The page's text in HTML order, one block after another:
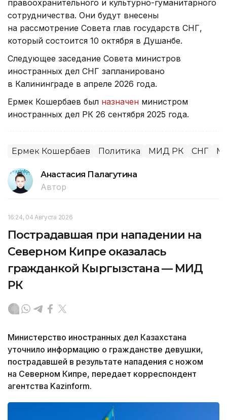
правоохранительного и культурно-гуманитарного
сотрудничества. Они будут внесены
на рассмотрение Совета глав государств СНГ,
который состоится 10 октября в Душанбе.
Следующее заседание Совета министров
иностранных дел СНГ запланировано
в Калининграде в апреле 2026 года.
Ермек Кошербаев был назначен министром
иностранных дел РК 26 сентября 2025 года.
Ермек Кошербаев Политика МИД РК СНГ
Анастасия Палагутина
Автор
16:24, 04 Августа 2026
Пострадавшая при нападении на
Северном Кипре оказалась
гражданкой Кыргызстана — МИД
РК
Министерство иностранных дел Казахстана
уточнило информацию о гражданстве девушки,
пострадавшей в результате нападения с ножом
на Северном Кипре, передает корреспондент
агентства Kazinform.